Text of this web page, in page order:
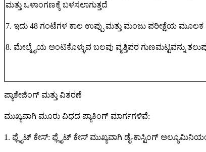
ಮತ್ತು ಒಳಾಂಗಣಕ್ಕೆ ಬಳಸಲಾಗುತ್ತದೆ
7. ಇದು 48 ಗಂಟೆಗಳ ಕಾಲ ಉಪ್ಪು ಮತ್ತು ಮಂಜು ಪರೀಕ್ಷೆಯ ಮೂಲಕ
8. ಮೇಲ್ಮೈಯ ಅಂಟಿಕೊಳ್ಳುವ ಬಲವು ವೃತ್ತಿಪರ ಗುಣಮಟ್ಟವನ್ನು
ಪ್ಯಾಕೇಜಿಂಗ್ ಮತ್ತು ವಿತರಣೆ
ಮುಖ್ಯವಾಗಿ ಮೂರು ವಿಧದ ಪ್ಯಾಕಿಂಗ್ ಮಾರ್ಗಗಳಿವೆ:
1. ಫ್ಲೈಟ್ ಕೇಸ್: ಫ್ಲೈಟ್ ಕೇಸ್ ಮುಖ್ಯವಾಗಿ ಡೈ-ಕಾಸ್ಟಿಂಗ್